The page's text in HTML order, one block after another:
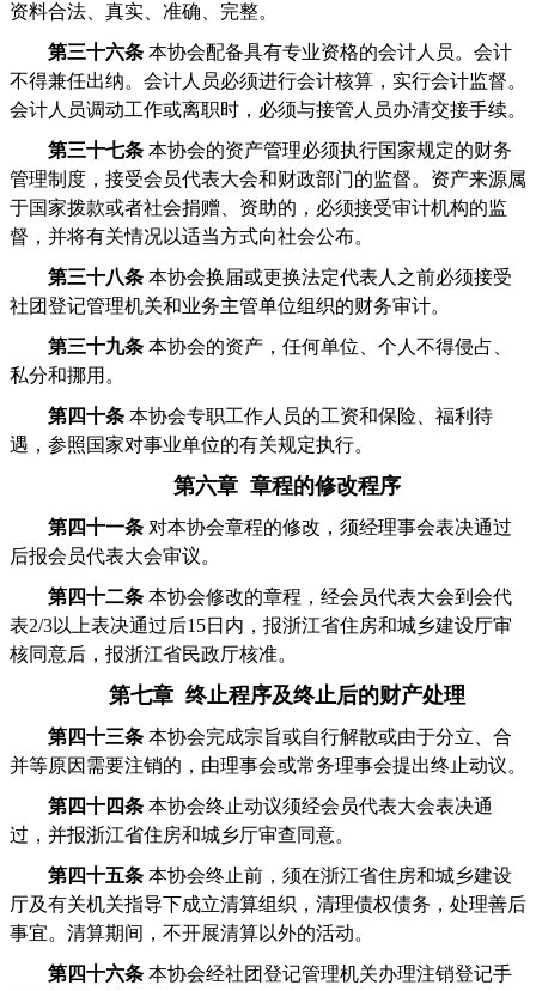
资料合法、真实、准确、完整。
第三十六条 本协会配备具有专业资格的会计人员。会计
不得兼任出纳。会计人员必须进行会计核算，实行会计监督。
会计人员调动工作或离职时，必须与接管人员办清交接手续。
第三十七条 本协会的资产管理必须执行国家规定的财务
管理制度，接受会员代表大会和财政部门的监督。资产来源属
于国家拨款或者社会捐赠、资助的，必须接受审计机构的监
督，并将有关情况以适当方式向社会公布。
第三十八条 本协会换届或更换法定代表人之前必须接受
社团登记管理机关和业务主管单位组织的财务审计。
第三十九条 本协会的资产，任何单位、个人不得侵占、
私分和挪用。
第四十条 本协会专职工作人员的工资和保险、福利待
遇，参照国家对事业单位的有关规定执行。
第六章 章程的修改程序
第四十一条 对本协会章程的修改，须经理事会表决通过
后报会员代表大会审议。
第四十二条 本协会修改的章程，经会员代表大会到会代
表2/3以上表决通过后15日内，报浙江省住房和城乡建设厅审
核同意后，报浙江省民政厅核准。
第七章 终止程序及终止后的财产处理
第四十三条 本协会完成宗旨或自行解散或由于分立、合
并等原因需要注销的，由理事会或常务理事会提出终止动议。
第四十四条 本协会终止动议须经会员代表大会表决通
过，并报浙江省住房和城乡厅审查同意。
第四十五条 本协会终止前，须在浙江省住房和城乡建设
厅及有关机关指导下成立清算组织，清理债权债务，处理善后
事宜。清算期间，不开展清算以外的活动。
第四十六条 本协会经社团登记管理机关办理注销登记手